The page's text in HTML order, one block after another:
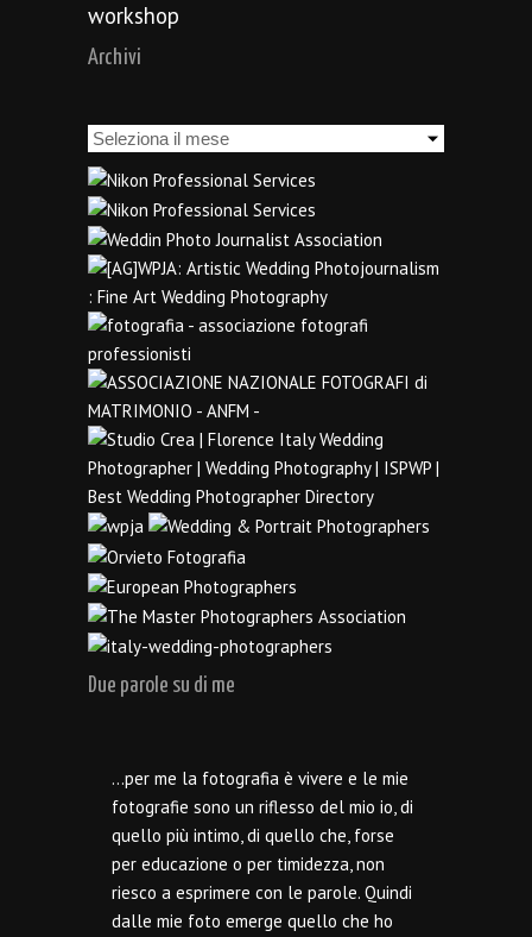
workshop
Archivi
Archivi
Due parole su di me
…per me la fotografia è vivere e le mie
fotografie sono un riflesso del mio io, di
quello più intimo, di quello che, forse
per educazione o per timidezza, non
riesco a esprimere con le parole. Quindi
dalle mie foto emerge quello che ho